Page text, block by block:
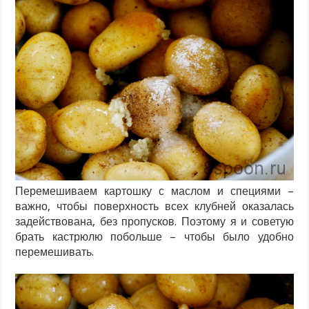
Перемешиваем картошку с маслом и специями –
важно, чтобы поверхность всех клубней оказалась
задействована, без пропусков. Поэтому я и советую
брать кастрюлю побольше – чтобы было удобно
перемешивать.